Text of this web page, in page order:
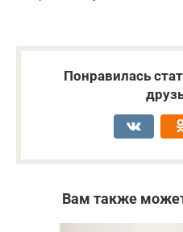
Понравилась
Вам также